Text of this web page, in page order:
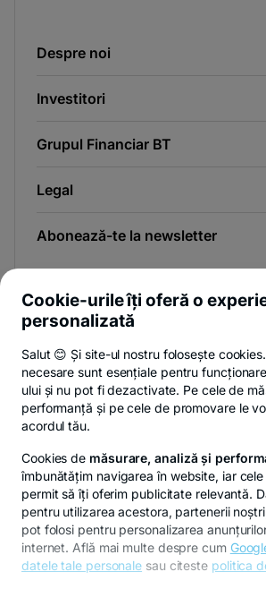
Despre noi
Investitori
Grupul Financiar BT
Legal
Abonează-te la newsletter
Și afli primul noutățile de pe Newsroom
Poți renunța oricând,vezi detalii.
Privacy Hub Politica de
© Copyright 2026 Banca
rezervate.
Cookie-urile îți oferă o
personalizată
Salut 😊 Și site-ul nostru folosește
necesare sunt esențiale pentru
ului și nu pot fi dezactivate. Pe cele de
performanță și pe cele de promovare le
acordul tău.
Cookies de măsurare, analiză și
îmbunătățim navigarea în website, iar
permit să îți oferim publicitate relevantă.
pentru utilizarea acestora, partenerii
pot folosi pentru personalizarea
internet. Află mai multe despre cum
datele tale personale sau citeste politica